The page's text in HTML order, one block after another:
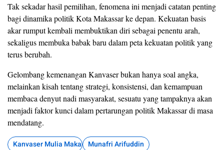
Tak sekadar hasil pemilihan, fenomena ini menjadi catatan penting
bagi dinamika politik Kota Makassar ke depan. Kekuatan basis
akar rumput kembali membuktikan diri sebagai penentu arah,
sekaligus membuka babak baru dalam peta kekuatan politik yang
terus berubah.
Gelombang kemenangan Kanvaser bukan hanya soal angka,
melainkan kisah tentang strategi, konsistensi, dan kemampuan
membaca denyut nadi masyarakat, sesuatu yang tampaknya akan
menjadi faktor kunci dalam pertarungan politik Makassar di masa
mendatang.
Kanvaser Mulia MakassarMunafri Arifuddin